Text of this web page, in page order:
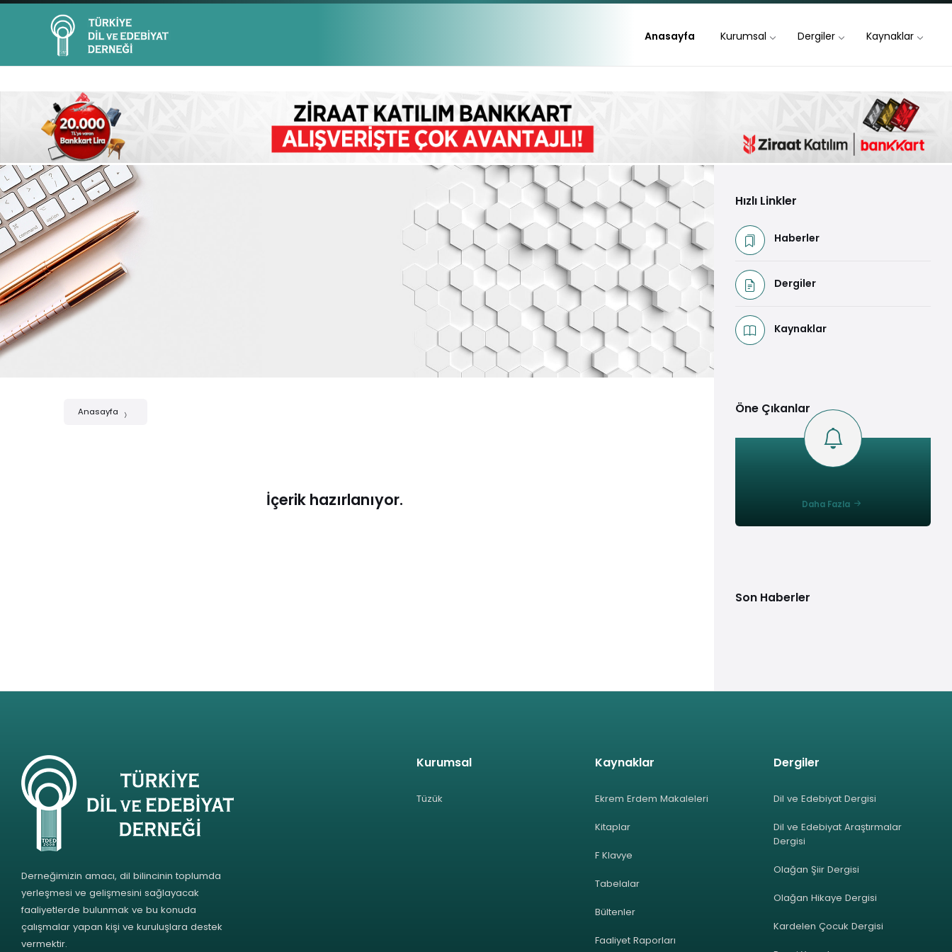
Anasayfa Kurumsal Dergiler Kaynaklar
Anasayfa
İçerik hazırlanıyor.
Hızlı Linkler
Haberler
Dergiler
Kaynaklar
Öne Çıkanlar
Daha Fazla
Son Haberler
Derneğimizin amacı, dil bilincinin toplumda
yerleşmesi ve gelişmesini sağlayacak
faaliyetlerde bulunmak ve bu konuda
çalışmalar yapan kişi ve kuruluşlara destek
vermektir.
Kurumsal
Tüzük
Kaynaklar
Ekrem Erdem Makaleleri
Kitaplar
F Klavye
Tabelalar
Bültenler
Faaliyet Raporları
Dergiler
Dil ve Edebiyat Dergisi
Dil ve Edebiyat Araştırmalar
Dergisi
Olağan Şiir Dergisi
Olağan Hikaye Dergisi
Kardelen Çocuk Dergisi